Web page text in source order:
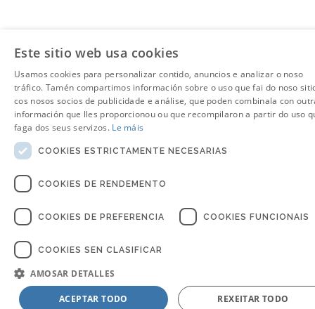
Este sitio web usa cookies
Usamos cookies para personalizar contido, anuncios e analizar o noso
tráfico. Tamén compartimos información sobre o uso que fai do noso
cos nosos socios de publicidade e análise, que poden combinala con
información que lles proporcionou ou que recompilaron a partir do uso
faga dos seus servizos. Le máis
COOKIES ESTRICTAMENTE NECESARIAS
COOKIES DE RENDEMENTO
COOKIES DE PREFERENCIA COOKIES FUNCIONAIS
COOKIES SEN CLASIFICAR
AMOSAR DETALLES
ACEPTAR TODO REXEITAR TODO